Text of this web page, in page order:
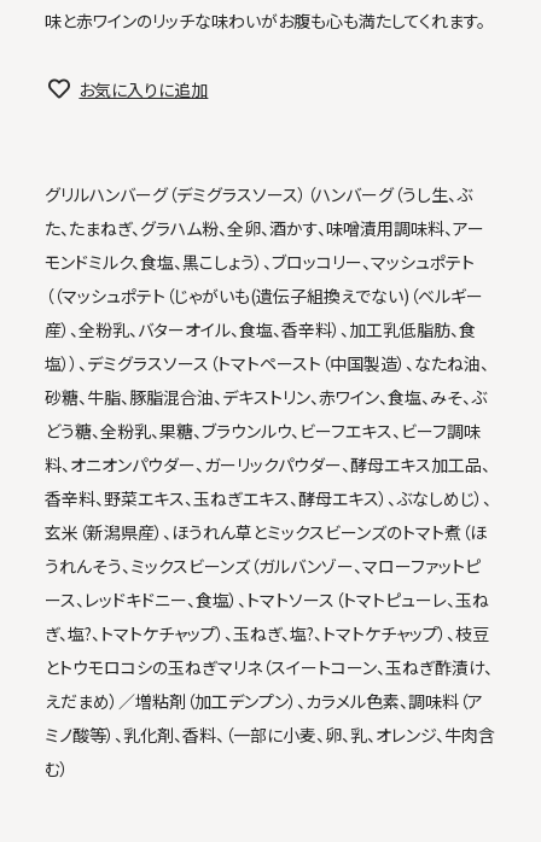
味と赤ワインのリッチな味わいがお腹も心も満たしてくれます。
お気に入りに追加
グリルハンバーグ（デミグラスソース）（ハンバーグ（うし生、ぶ
た、たまねぎ、グラハム粉、全卵、酒かす、味噌漬用調味料、アー
モンドミルク、食塩、黒こしょう）、ブロッコリー、マッシュポテト
（（マッシュポテト（じゃがいも(遺伝子組換えでない)（ベルギー
産）、全粉乳、バターオイル、食塩、香辛料）、加工乳低脂肪、食
塩））、デミグラスソース（トマトペースト（中国製造）、なたね油、
砂糖、牛脂、豚脂混合油、デキストリン、赤ワイン、食塩、みそ、ぶ
どう糖、全粉乳、果糖、ブラウンルウ、ビーフエキス、ビーフ調味
料、オニオンパウダー、ガーリックパウダー、酵母エキス加工品、
香辛料、野菜エキス、玉ねぎエキス、酵母エキス）、ぶなしめじ）、
玄米（新潟県産）、ほうれん草とミックスビーンズのトマト煮（ほ
うれんそう、ミックスビーンズ（ガルバンゾー、マローファットピ
ース、レッドキドニー、食塩）、トマトソース（トマトピューレ、玉ね
ぎ、塩?、トマトケチャップ）、玉ねぎ、塩?、トマトケチャップ）、枝豆
とトウモロコシの玉ねぎマリネ（スイートコーン、玉ねぎ酢漬け、
えだまめ）／増粘剤（加工デンプン）、カラメル色素、調味料（ア
ミノ酸等）、乳化剤、香料、（一部に小麦、卵、乳、オレンジ、牛肉含
む）